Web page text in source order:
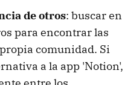
de otros: buscar en
para encontrar las
comunidad. Si
a la app 'Notion',